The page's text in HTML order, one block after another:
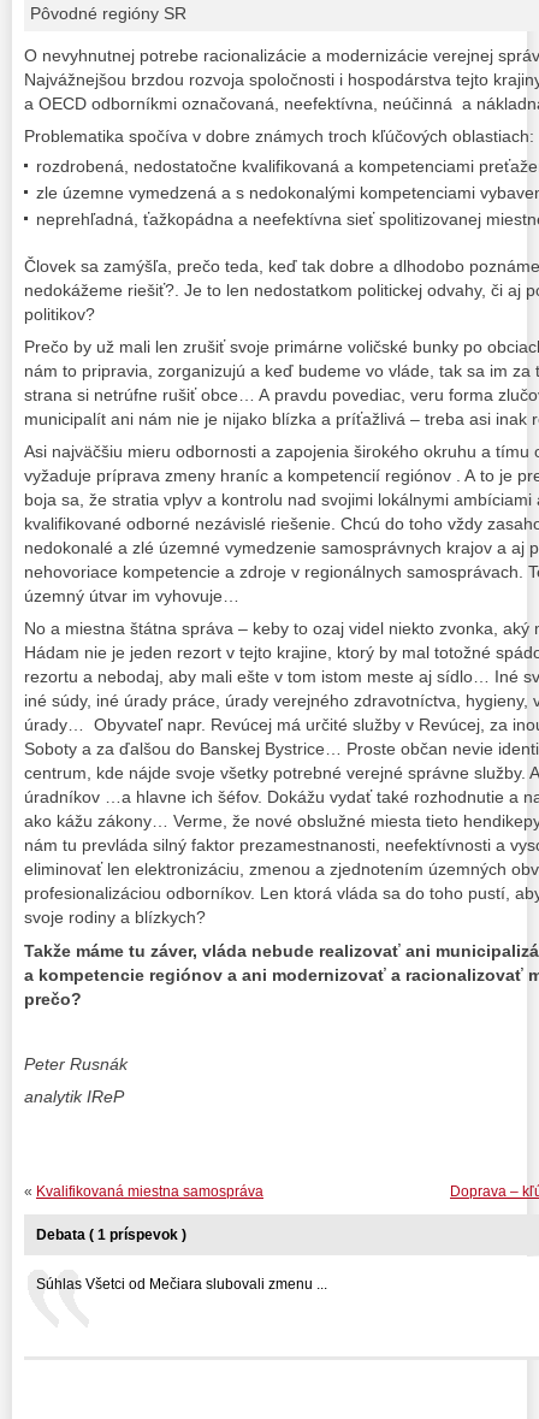
Pôvodné regióny SR
O nevyhnutnej potrebe racionalizácie a modernizácie verejnej
Najvážnejšou brzdou rozvoja spoločnosti i hospodárstva tejto
a OECD odborníkmi označovaná, neefektívna, neúčinná a
Problematika spočíva v dobre známych troch kľúčových oblastiach:
rozdrobená, nedostatočne kvalifikovaná a kompetenciami
zle územne vymedzená a s nedokonalými kompetenciami
neprehľadná, ťažkopádna a neefektívna sieť spolitizovanej
Človek sa zamýšľa, prečo teda, keď tak dobre a dlhodobo
nedokážeme riešiť?. Je to len nedostatkom politickej odvahy, či aj
politikov?
Prečo by už mali len zrušiť svoje primárne voličské bunky po
nám to pripravia, zorganizujú a keď budeme vo vláde, tak sa im
strana si netrúfne rušiť obce… A pravdu povediac, veru forma
municipalít ani nám nie je nijako blízka a príťažlivá – treba asi
Asi najväčšiu mieru odbornosti a zapojenia širokého okruhu a tímu
vyžaduje príprava zmeny hraníc a kompetencií regiónov . A to je
boja sa, že stratia vplyv a kontrolu nad svojimi lokálnymi
kvalifikované odborné nezávislé riešenie. Chcú do toho vždy
nedokonalé a zlé územné vymedzenie samosprávnych krajov a aj
nehovoriace kompetencie a zdroje v regionálnych samosprávach.
územný útvar im vyhovuje…
No a miestna štátna správa – keby to ozaj videl niekto zvonka,
Hádam nie je jeden rezort v tejto krajine, ktorý by mal totožné
rezortu a nebodaj, aby mali ešte v tom istom meste aj sídlo… Iné
iné súdy, iné úrady práce, úrady verejného zdravotníctva, hygieny,
úrady… Obyvateľ napr. Revúcej má určité služby v Revúcej, za
Soboty a za ďalšou do Banskej Bystrice… Proste občan nevie
centrum, kde nájde svoje všetky potrebné verejné správne služby.
úradníkov …a hlavne ich šéfov. Dokážu vydať také rozhodnutie a
ako kážu zákony… Verme, že nové obslužné miesta tieto
nám tu prevláda silný faktor prezamestnanosti, neefektívnosti a
eliminovať len elektronizáciu, zmenou a zjednotením územných
profesionalizáciou odborníkov. Len ktorá vláda sa do toho pustí,
svoje rodiny a blízkych?
Takže máme tu záver, vláda nebude realizovať ani
a kompetencie regiónov a ani modernizovať a racionalizovať
prečo?
Peter Rusnák
analytik IReP
Doprava –
« Kvalifikovaná miestna samospráva
Debata ( 1 príspevok )
Súhlas Všetci od Mečiara slubovali zmenu ...